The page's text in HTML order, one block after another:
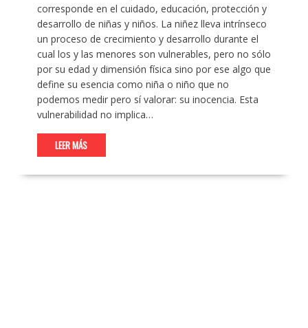
corresponde en el cuidado, educación, protección y
desarrollo de niñas y niños. La niñez lleva intrínseco
un proceso de crecimiento y desarrollo durante el
cual los y las menores son vulnerables, pero no sólo
por su edad y dimensión física sino por ese algo que
define su esencia como niña o niño que no
podemos medir pero sí valorar: su inocencia. Esta
vulnerabilidad no implica…
LEER MÁS